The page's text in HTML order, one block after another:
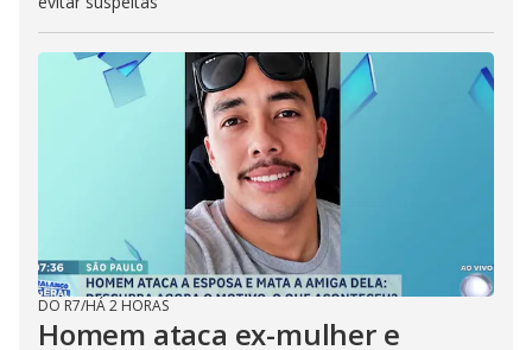
DO R7/HÁ 2 HORAS
Homem ataca ex-mulher e